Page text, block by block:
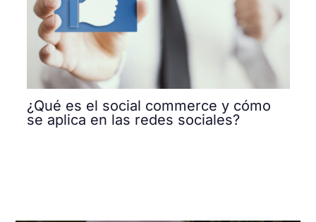
¿Qué es el social commerce y cómo
se aplica en las redes sociales?